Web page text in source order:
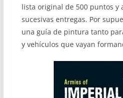
lista original de 500 puntos y
sucesivas entregas. Por
una guía de pintura tanto
y vehículos que vayan